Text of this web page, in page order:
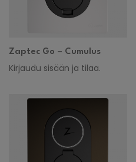
Zaptec Go – Cumulus
Kirjaudu sisään ja tilaa.